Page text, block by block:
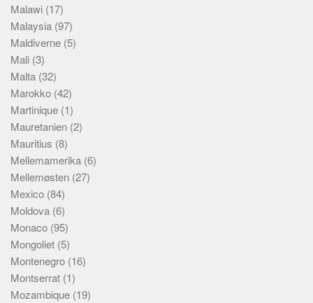
Malawi (17)
Malaysia (97)
Maldiverne (5)
Mali (3)
Malta (32)
Marokko (42)
Martinique (1)
Mauretanien (2)
Mauritius (8)
Mellemamerika (6)
Mellemøsten (27)
Mexico (84)
Moldova (6)
Monaco (95)
Mongoliet (5)
Montenegro (16)
Montserrat (1)
Mozambique (19)